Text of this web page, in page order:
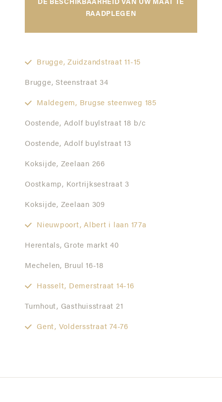
DE BESCHIKBAARHEID VAN UW MAAT TE
RAADPLEGEN
Brugge, Zuidzandstraat 11-15
Brugge, Steenstraat 34
Maldegem, Brugse steenweg 185
Oostende, Adolf buylstraat 18 b/c
Oostende, Adolf buylstraat 13
Koksijde, Zeelaan 266
Oostkamp, Kortrijksestraat 3
Koksijde, Zeelaan 309
Nieuwpoort, Albert i laan 177a
Herentals, Grote markt 40
Mechelen, Bruul 16-18
Hasselt, Demerstraat 14-16
Turnhout, Gasthuisstraat 21
Gent, Voldersstraat 74-76